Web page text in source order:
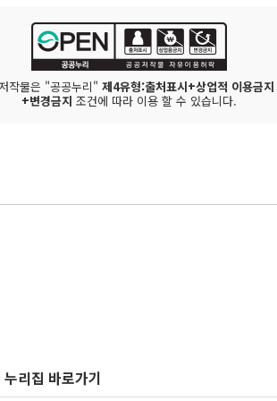
작물은 "공공누리" 제4유형:출처표시+상업적 이용금지
+변경금지 조건에 따라 이용 할 수 있습니다.
리집 바로가기